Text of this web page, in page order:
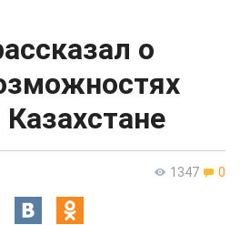
о
1347 0